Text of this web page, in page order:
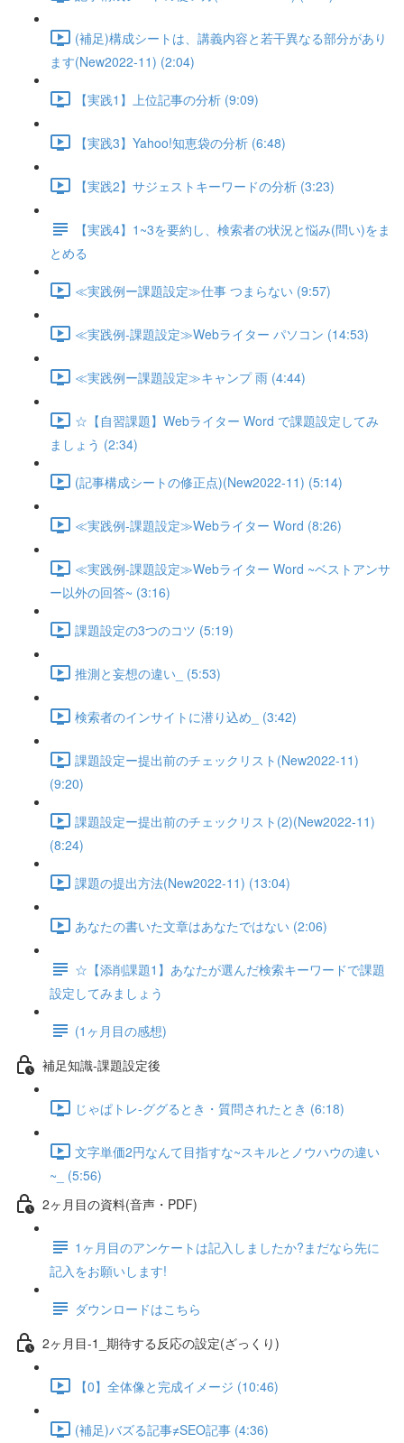
(補足)構成シートは、講義内容と若干異なる部分があり
ます(New2022-11) (2:04)
【実践1】上位記事の分析 (9:09)
【実践3】Yahoo!知恵袋の分析 (6:48)
【実践2】サジェストキーワードの分析 (3:23)
【実践4】1~3を要約し、検索者の状況と悩み(問い)をま
とめる
≪実践例ー課題設定≫仕事 つまらない (9:57)
≪実践例-課題設定≫Webライター パソコン (14:53)
≪実践例ー課題設定≫キャンプ 雨 (4:44)
☆【自習課題】Webライター Word で課題設定してみ
ましょう (2:34)
(記事構成シートの修正点)(New2022-11) (5:14)
≪実践例-課題設定≫Webライター Word (8:26)
≪実践例-課題設定≫Webライター Word ~ベストアンサ
ー以外の回答~ (3:16)
課題設定の3つのコツ (5:19)
推測と妄想の違い_ (5:53)
検索者のインサイトに潜り込め_ (3:42)
課題設定ー提出前のチェックリスト(New2022-11)
(9:20)
課題設定ー提出前のチェックリスト(2)(New2022-11)
(8:24)
課題の提出方法(New2022-11) (13:04)
あなたの書いた文章はあなたではない (2:06)
☆【添削課題1】あなたが選んだ検索キーワードで課題
設定してみましょう
(1ヶ月目の感想)
補足知識-課題設定後
じゃぱトレ-ググるとき・質問されたとき (6:18)
文字単価2円なんて目指すな~スキルとノウハウの違い
~_ (5:56)
2ヶ月目の資料(音声・PDF)
1ヶ月目のアンケートは記入しましたか?まだなら先に
記入をお願いします!
ダウンロードはこちら
2ヶ月目-1_期待する反応の設定(ざっくり)
【0】全体像と完成イメージ (10:46)
(補足)バズる記事≠SEO記事 (4:36)